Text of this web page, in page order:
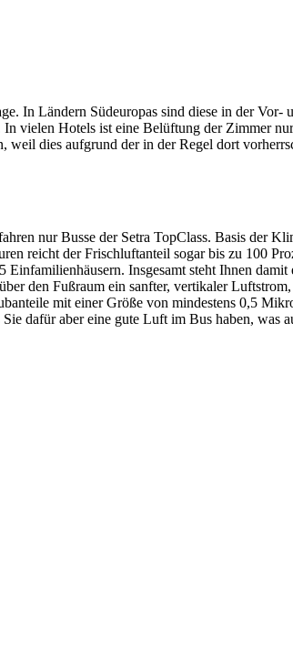
In Ländern Südeuropas sind diese in der
vielen Hotels ist eine Belüftung der Zimmer
dies aufgrund der in der Regel dort
nur Busse der Setra TopClass. Basis der
reicht der Frischluftanteil sogar bis zu 100
Insgesamt steht Ihnen
den Fußraum ein sanfter, vertikaler
mit einer Größe von mindestens 0,5
dafür aber eine gute Luft im Bus haben, was